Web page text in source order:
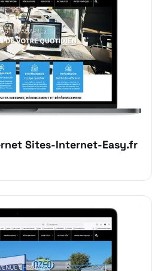
Sites-Internet-Easy.fr